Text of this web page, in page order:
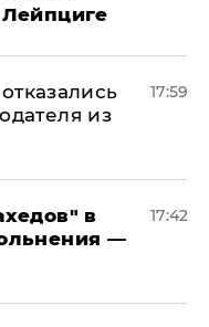
Лейпциге
из
17:59
в
—
17:42